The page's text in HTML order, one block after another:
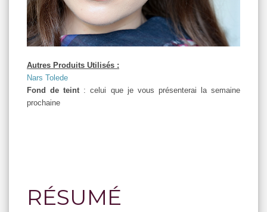
Autres Produits Utilisés :
Nars Tolede
Fond de teint : celui que je vous présenterai la semaine
prochaine
RÉSUMÉ